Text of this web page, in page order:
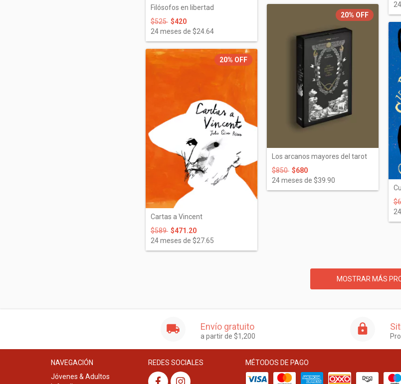
Filósofos en libertad
$525 $420
24meses de $24.64
24
20% OFF
Cartas a Vincent
$589 $471.20
24meses de $27.65
20% OFF
Los arcanos mayores del tarot
$850 $680
24meses de $39.90
24
MOSTRAR MÁS
Envío gratuito
a partir de $1,200
NAVEGACIÓN
Jóvenes & Adultos
REDES SOCIALES MÉTODOS DE PAGO